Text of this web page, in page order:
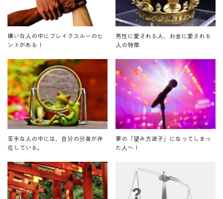
嫌いな人の中にブレイクスルーのヒ
ントがある！
男性に愛される人、お金に愛される
人の特徴
苦手な人の中には、自分の分身が存
在している。
夢の「望み方迷子」になってしまっ
た人へ！